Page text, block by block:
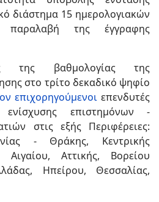
διάστημα 15 ημερολογιακών
της έγγραφης
της βαθμολογίας της
στο τρίτο δεκαδικό ψηφίο
επιχορηγούμενοι επενδυτές
επιστημόνων -
στις εξής Περιφέρειες:
- Θράκης, Κεντρικής
Αττικής, Βορείου
Ηπείρου, Θεσσαλίας,